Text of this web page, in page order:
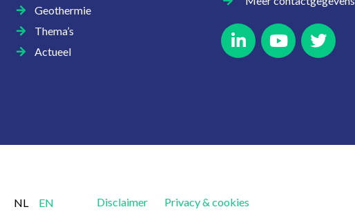
Geothermie
Thema’s
Actueel
NL EN Disclaimer Privacy & cookies